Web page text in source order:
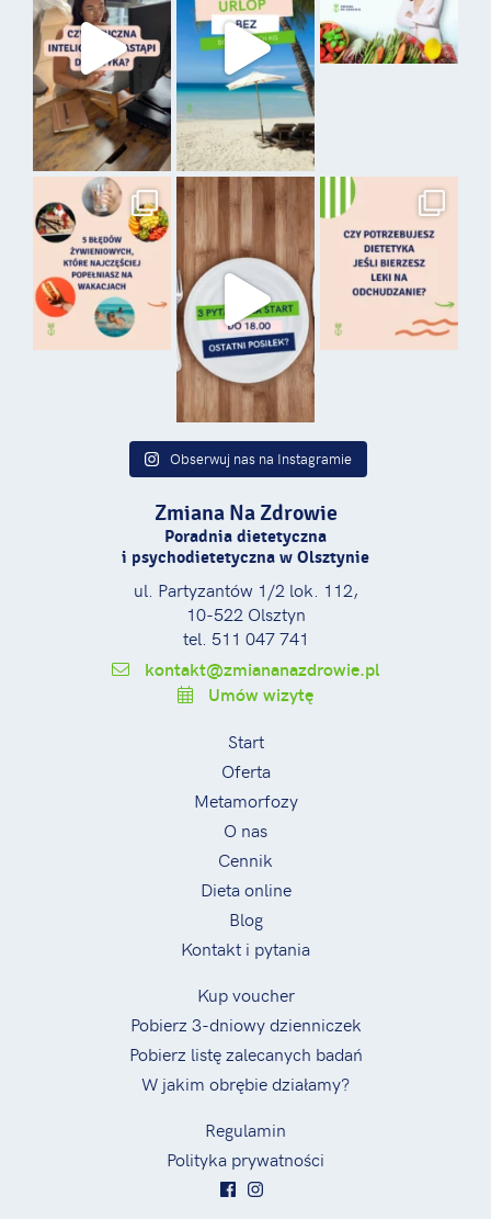
Obserwuj nas na Instagramie
Zmiana Na Zdrowie
Poradnia dietetyczna
i psychodietetyczna w Olsztynie
ul. Partyzantów 1/2 lok. 112,
10-522 Olsztyn
tel. 511 047 741
kontakt@zmiananazdrowie.pl
Umów wizytę
Start
Oferta
Metamorfozy
O nas
Cennik
Dieta online
Blog
Kontakt i pytania
Kup voucher
Pobierz 3-dniowy dzienniczek
Pobierz listę zalecanych badań
W jakim obrębie działamy?
Regulamin
Polityka prywatności